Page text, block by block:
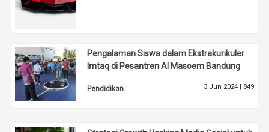
Pengalaman Siswa dalam Ekstrakurikuler
Imtaq di Pesantren Al Masoem Bandung
Pendidikan 3 Jun 2024 | 849